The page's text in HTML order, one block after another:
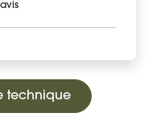
technique